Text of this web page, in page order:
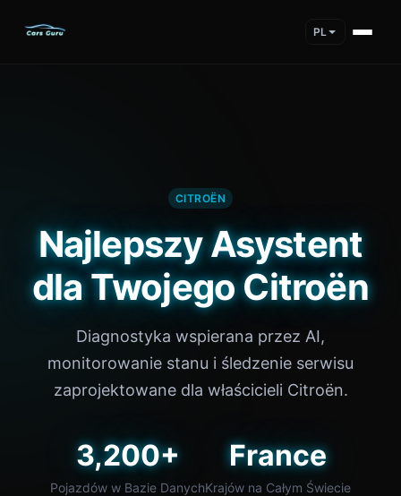
PL
CITROËN
Najlepszy Asystent
dla Twojego Citroën
Diagnostyka wspierana przez AI,
monitorowanie stanu i śledzenie serwisu
zaprojektowane dla właścicieli Citroën.
3,200+
Pojazdów w Bazie Danych
France
Krajów na Całym Świecie